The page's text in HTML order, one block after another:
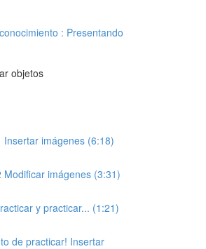
: Presentando
objetos
Insertar imágenes (6:18)
Modificar imágenes (3:31)
y practicar... (1:21)
de practicar! Insertar